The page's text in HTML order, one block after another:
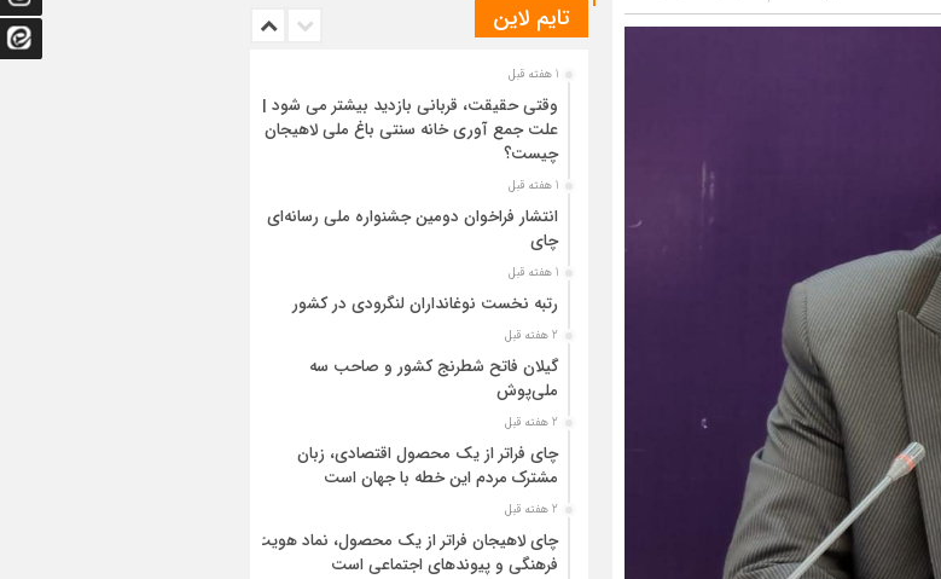
تایم لاین
1 هفته قبل
وقتی حقیقت، قربانی بازدید بیشتر می شود |
علت جمع آوری خانه سنتی باغ ملی لاهیجان
چیست؟
1 هفته قبل
انتشار فراخوان دومین جشنواره ملی رسانه‌ای
چای
1 هفته قبل
رتبه نخست نوغانداران لنگرودی در کشور
2 هفته قبل
گیلان فاتح شطرنج کشور و صاحب سه
ملی‌پوش
2 هفته قبل
چای فراتر از یک محصول اقتصادی، زبان
مشترک مردم این خطه با جهان است
2 هفته قبل
چای لاهیجان فراتر از یک محصول، نماد هویت
فرهنگی و پیوندهای اجتماعی است